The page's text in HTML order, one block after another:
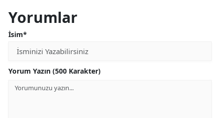
Yorumlar
İsim*
Yorum Yazın (500 Karakter)